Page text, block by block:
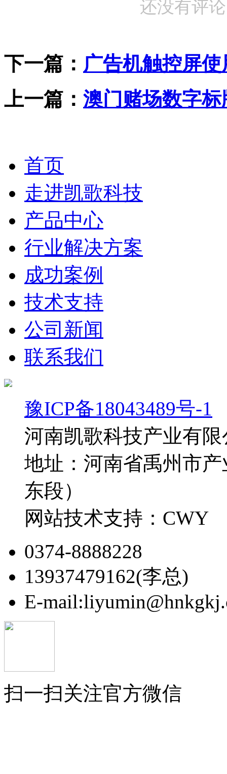
还没有评
下一篇： 广告机触控屏
上一篇： 澳门赌场数字
首页
走进凯歌科技
产品中心
行业解决方案
成功案例
技术支持
公司新闻
联系我们
豫ICP备18043489号-1
河南凯歌科技产业有
地址：河南省禹州市
东段）
网站技术支持：CWY
0374-8888228
13937479162(李总)
E-
扫一扫关注官方微信